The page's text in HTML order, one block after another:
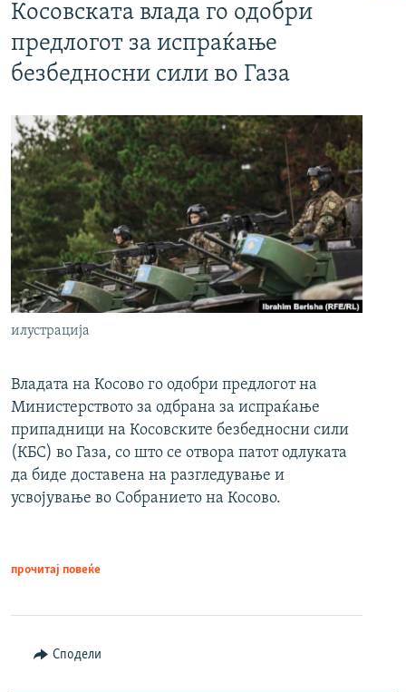
Косовската влада го одобри
предлогот за испраќање
безбедносни сили во Газа
илустрација
Владата на Косово го одобри предлогот на
Министерството за одбрана за испраќање
припадници на Косовските безбедносни сили
(КБС) во Газа, со што се отвора патот одлуката
да биде доставена на разгледување и
усвојување во Собранието на Косово.
прочитај повеќе
Сподели